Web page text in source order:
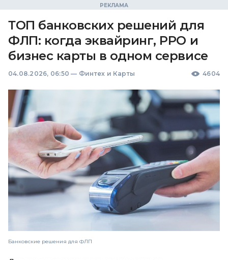
ТОП банковских решений для
ФЛП: когда эквайринг, РРО и
бизнес карты в одном сервисе
04.08.2026, 06:50 — Финтех и Карты 4604
Банковские решения для ФЛП